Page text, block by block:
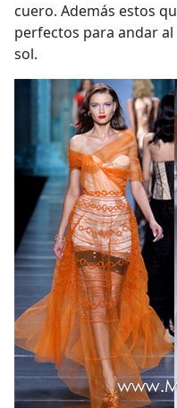
cuero. Además estos
perfectos para andar
sol.